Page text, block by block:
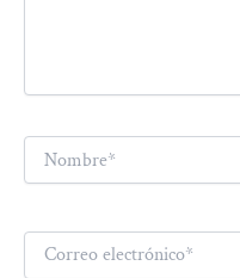
Nombre*
Correo
electrónico*